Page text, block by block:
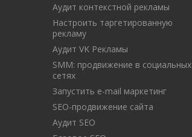
Аудит контекстной рекламы
Настроить таргетированную
рекламу
Аудит VK Рекламы
SMM: продвижение в социальных
сетях
Запустить e-mail маркетинг
SEO-продвижение сайта
Аудит SEO